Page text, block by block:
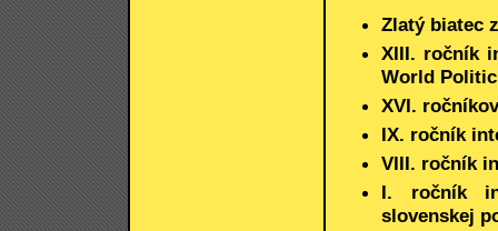
Zlatý biatec
XIII. ročník
World
XVI.
IX. ročník
VIII. ročník
I. ročník
slovenskej